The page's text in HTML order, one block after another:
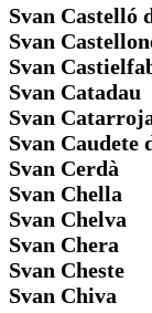
Svan Castelló
Svan
Svan
Svan Catadau
Svan
Svan Caudete
Svan Cerdà
Svan Chella
Svan Chelva
Svan Chera
Svan Cheste
Svan Chiva